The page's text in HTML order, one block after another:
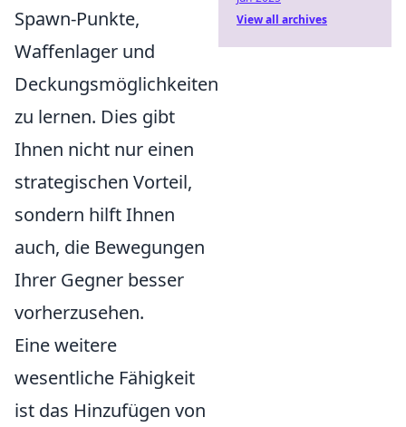
Spawn-Punkte,
Waffenlager und
Deckungsmöglichkeiten
zu lernen. Dies gibt
Ihnen nicht nur einen
strategischen Vorteil,
sondern hilft Ihnen
auch, die Bewegungen
Ihrer Gegner besser
vorherzusehen.
Eine weitere
wesentliche Fähigkeit
ist das Hinzufügen von
View all archives